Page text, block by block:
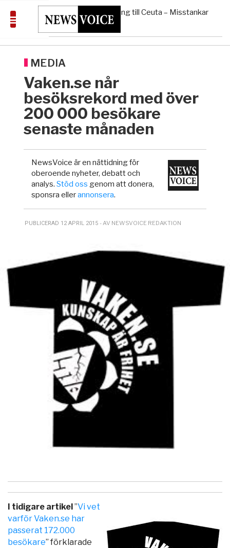
3/8
Massiv anstormning till Ceuta – Misstankar
om amerikansk påverkan
MIDDLE EAST — Pentagon: US Capacity to Fight Iran is
borde avgöra all utrikespolitik
MEDIA
Vaken.se når
besöksrekord med över
200 000 besökare
senaste månaden
NewsVoice är en nättidning för
oberoende nyheter, debatt och
analys.Stöd oss genom att donera,
sponsra ellerannonsera.
PUBLICERAD 12 APRIL 2015 - AV NEWSVOICE REDAKTION
I tidigare artikel”Vi vet
varför Vaken.se har
passerat 172.000
besökare” förklarade